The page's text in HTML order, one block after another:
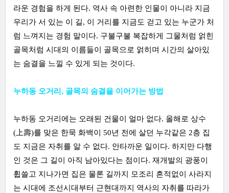
라운 경험을 하게 된다. 역사 속 아련한 인물이 아니라 지금
우리가 서 있는 이 길, 이 거리를 지금도 걷고 있는 누군가 처
럼 느껴지는 경험 말이다. 구불구불 복잡하게 그물처럼 얽힌
골목처럼 시대의 이름들이 골목으로 얽히며 시간의 살아있
는 숨결을 느낄 수 있게 되는 것이다.
누하동 오거리, 골목의 숨결을 이어가는 방법
누하동 오거리에는 오래된 건물이 얼마 없다. 올해로 상수
(上壽)를 맞은 한묵 화백이 50년 전에 살던 누각같은 2층 집
도 지금은 자취를 알 수 없다. 안타까운 일이다. 하지만 다행
인 것은 그 길이 아직 남아있다는 점이다. 재개발의 광풍이
휩쓸고 지나가면 집은 물론 길까지 모조리 흔적없이 사라지
는 시대에 조선시대부터 근현대까지 역사의 자취를 따라가